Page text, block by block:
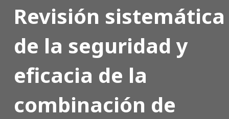
Revisión sistemática
de la seguridad y
eficacia de la
combinación de